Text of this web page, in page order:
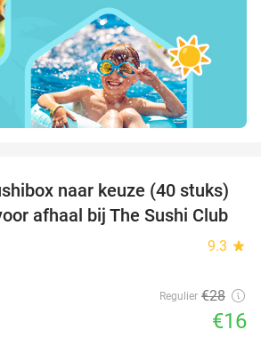
43%
naar keuze (40 stuks)
afhaal bij The Sushi Club
9.3 star
Regulier €28
€16